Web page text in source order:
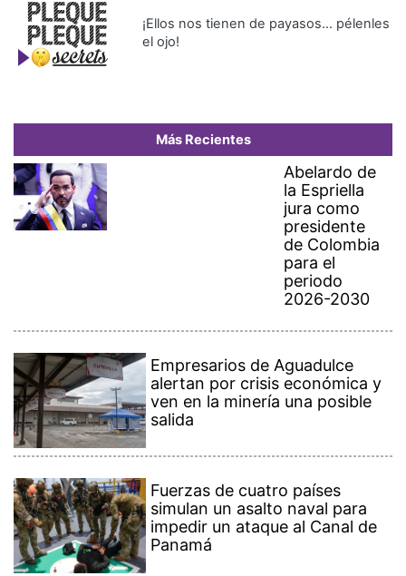
¡Ellos nos tienen de payasos… pélenles
el ojo!
Más Recientes
Abelardo de
la Espriella
jura como
presidente
de Colombia
para el
periodo
2026-2030
Empresarios de Aguadulce
alertan por crisis económica y
ven en la minería una posible
salida
Fuerzas de cuatro países
simulan un asalto naval para
impedir un ataque al Canal de
Panamá